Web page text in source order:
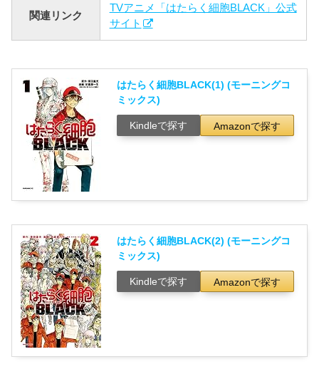
関連リンク
TVアニメ「はたらく細胞BLACK」公式
サイト
はたらく細胞BLACK(1) (モーニングコ
ミックス)
Kindleで探す Amazonで探す
はたらく細胞BLACK(2) (モーニングコ
ミックス)
Kindleで探す Amazonで探す